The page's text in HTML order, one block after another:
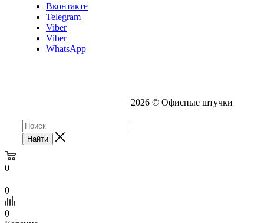
Вконтакте
Telegram
Viber
Viber
WhatsApp
2026 © Офисные штучки
Найти
0
0
0